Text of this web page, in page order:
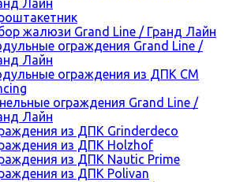
Лайн
жалюзи Grand Line / Гранд Лайн
ограждения Grand Line /
Лайн
ограждения из ДПК CM
ограждения Grand Line /
Лайн
из ДПК Grinderdeco
из ДПК Holzhof
из ДПК Nautic Prime
из ДПК Polivan